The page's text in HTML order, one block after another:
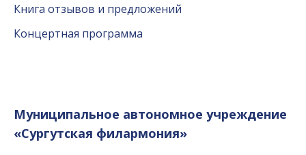
Книга отзывов и предложений
Концертная программа
Муниципальное автономное учреждение
«Сургутская филармония»